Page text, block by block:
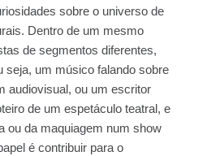
sobre o universo de
Dentro de um mesmo
de segmentos diferentes,
seja, um músico falando sobre
audiovisual, ou um escritor
de um espetáculo teatral, e
ou da maquiagem num show
é contribuir para o